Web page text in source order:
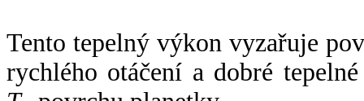
Tento tepelný výkon vyzařuje
rychlého otáčení a dobré